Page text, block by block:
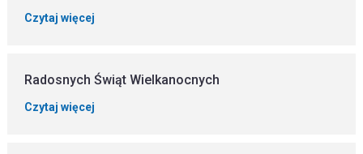
Czytaj więcej
Radosnych Świąt Wielkanocnych
Czytaj więcej